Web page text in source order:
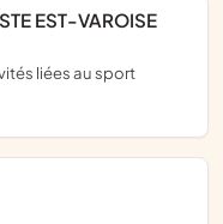
EST-VAROISE